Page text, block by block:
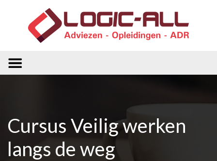
Cursus Veilig werken
langs de weg